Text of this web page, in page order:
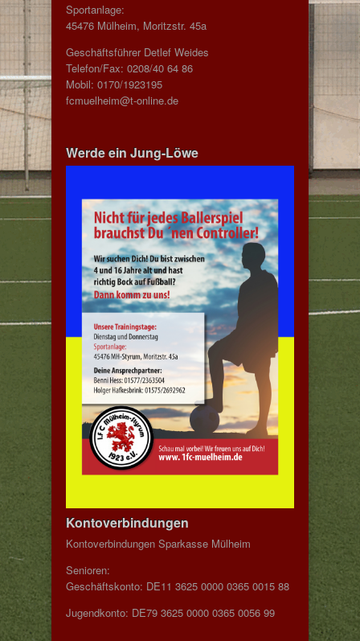
Sportanlage:
45476 Mülheim, Moritzstr. 45a
Geschäftsführer Detlef Weides
Telefon/Fax: 0208/40 64 86
Mobil: 0170/1923195
fcmuelheim@t-online.de
Werde ein Jung-Löwe
Kontoverbindungen
Kontoverbindungen Sparkasse Mülheim
Senioren:
Geschäftskonto: DE11 3625 0000 0365 0015 88
Jugendkonto: DE79 3625 0000 0365 0056 99